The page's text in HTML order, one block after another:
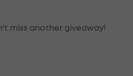
miss another giveaway!